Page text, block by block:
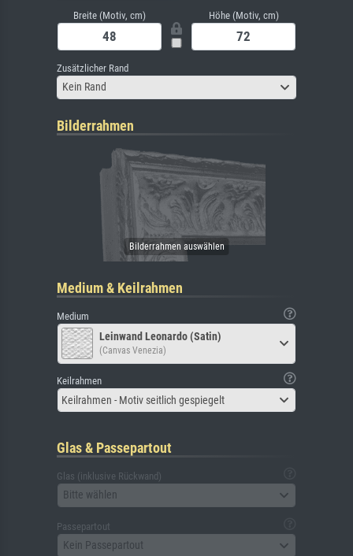
Breite (Motiv, cm) Höhe (Motiv, cm)
Zusätzlicher Rand
Kein Rand
Bilderrahmen
Medium & Keilrahmen
Medium
Leinwand Leonardo (Satin)
(Canvas Venezia)
Keilrahmen
Keilrahmen - Motiv seitlich gespiegelt
Glas & Passepartout
Glas (inklusive Rückwand)
Bitte wählen
Passepartout
Kein Passepartout